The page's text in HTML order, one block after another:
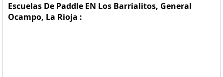
Escuelas De Paddle EN Los Barrialitos, General
Ocampo, La Rioja :